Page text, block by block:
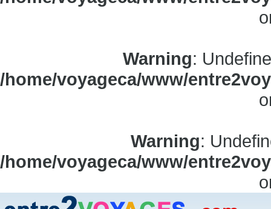
Warning:
/home/voyageca/www/
Warning:
/home/voyageca/www/